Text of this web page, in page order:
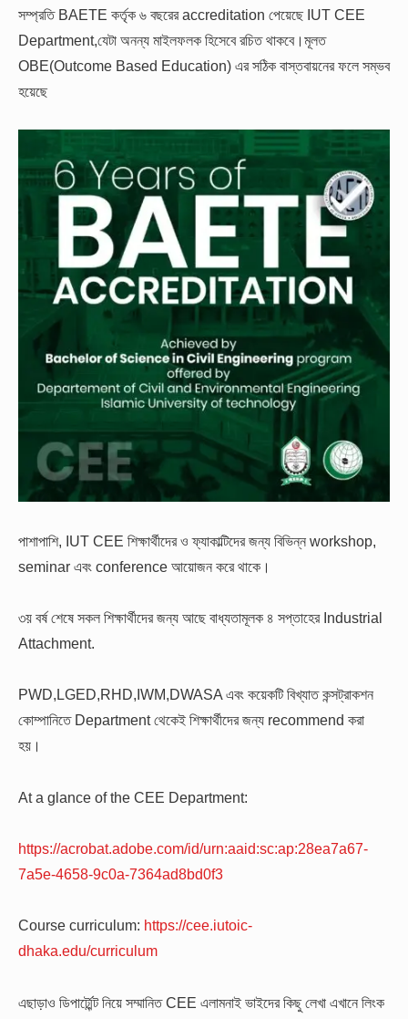
সম্প্রতি BAETE কর্তৃক ৬ বছরের accreditation পেয়েছে IUT CEE
Department,যেটা অনন্য মাইলফলক হিসেবে রচিত থাকবে।মূলত
OBE(Outcome Based Education) এর সঠিক বাস্তবায়নের ফলে সম্ভব
হয়েছে
পাশাপাশি, IUT CEE শিক্ষার্থীদের ও ফ্যাকাল্টিদের জন্য বিভিন্ন workshop,
seminar এবং conference আয়োজন করে থাকে।
৩য় বর্ষ শেষে সকল শিক্ষার্থীদের জন্য আছে বাধ্যতামূলক ৪ সপ্তাহের Industrial
Attachment.
PWD,LGED,RHD,IWM,DWASA এবং কয়েকটি বিখ্যাত কন্সট্রাকশন
কোম্পানিতে Department থেকেই শিক্ষার্থীদের জন্য recommend করা
হয়।
At a glance of the CEE Department:
https://acrobat.adobe.com/id/urn:aaid:sc:ap:28ea7a67-
7a5e-4658-9c0a-7364ad8bd0f3
Course curriculum: https://cee.iutoic-
dhaka.edu/curriculum
এছাড়াও ডিপার্ট্মেন্ট নিয়ে সম্মানিত CEE এলামনাই ভাইদের কিছু লেখা এখানে লিংক